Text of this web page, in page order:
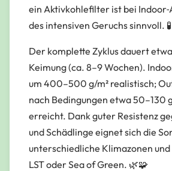
ein Aktivkohlefilter ist bei
des intensiven Geruchs sinnvoll. 🧪
Der komplette Zyklus dauert
Keimung (ca. 8–9 Wochen).
um 400–500 g/m² realistisch;
nach Bedingungen etwa 50–130
erreicht. Dank guter Resistenz
und Schädlinge eignet sich die
unterschiedliche Klimazonen
LST oder Sea of Green. 🌿🧩